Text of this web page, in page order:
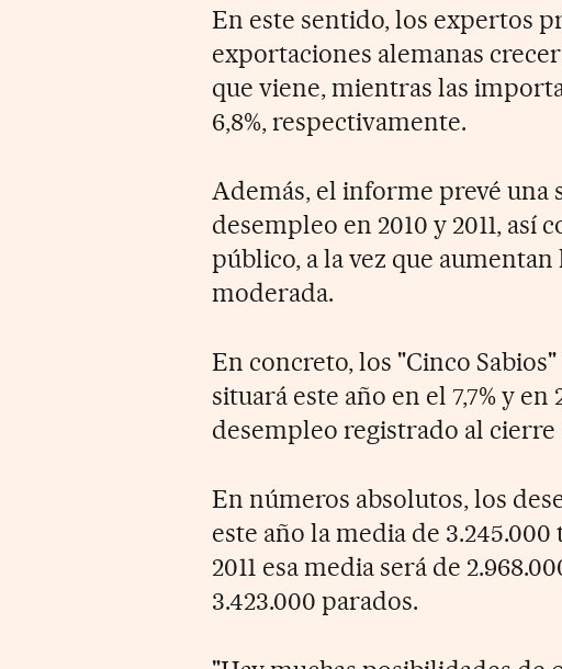
En este sentido, los expertos
exportaciones alemanas
que viene, mientras las
6,8%, respectivamente.
Además, el informe prevé una
desempleo en 2010 y 2011,
público, a la vez que
moderada.
En concreto, los "Cinco
situará este año en el 7,7% y en
desempleo registrado al cierre
En números absolutos, los
este año la media de
2011 esa media será de
3.423.000 parados.